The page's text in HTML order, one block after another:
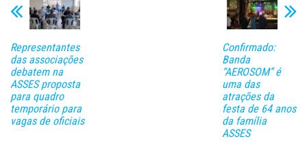
Representantes
das associações
debatem na
ASSES proposta
para quadro
temporário para
vagas de oficiais
Confirmado:
Banda
“AEROSOM” é
uma das
atrações da
festa de 64 anos
da família
ASSES